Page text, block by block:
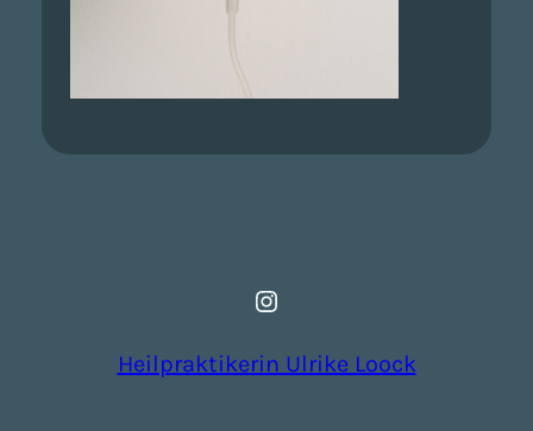
Instagram
Heilpraktikerin Ulrike Loock